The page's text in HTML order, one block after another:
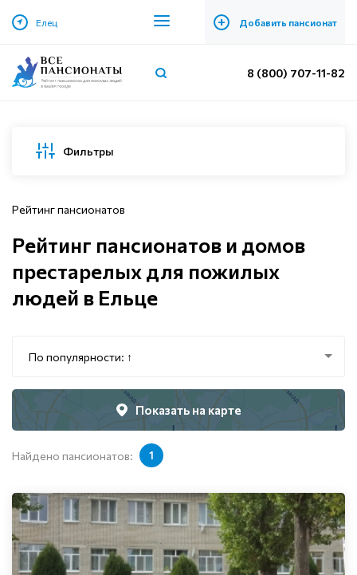
Елец + Добавить пансионат
8 (800) 707-11-82
Фильтры
Рейтинг пансионатов
Рейтинг пансионатов и домов
престарелых для пожилых
людей в Ельце
По популярности: ↑
Показать на карте
Найдено пансионатов: 1